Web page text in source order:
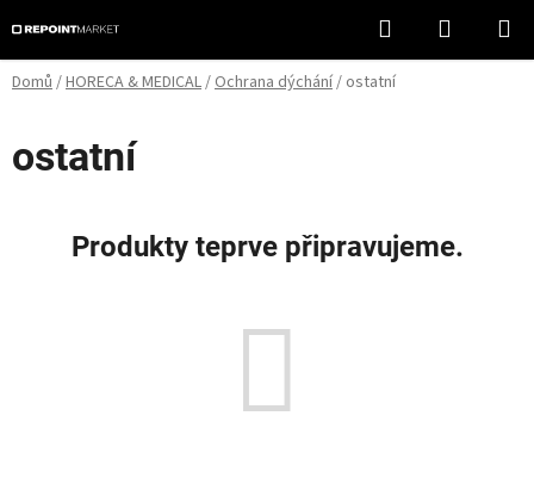
na
obsah
Hledat
KOŠÍK
Domů/HORECA & MEDICAL/Ochrana dýchání/ ostatní
ostatní
Produkty teprve připravujeme.